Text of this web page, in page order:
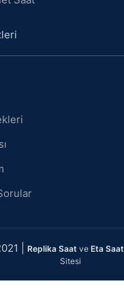
| Replika Saat ve Eta Saat
Sitesi